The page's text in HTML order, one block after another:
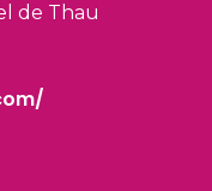
de Thau